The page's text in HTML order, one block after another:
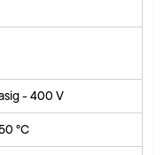
- 400 V
°C